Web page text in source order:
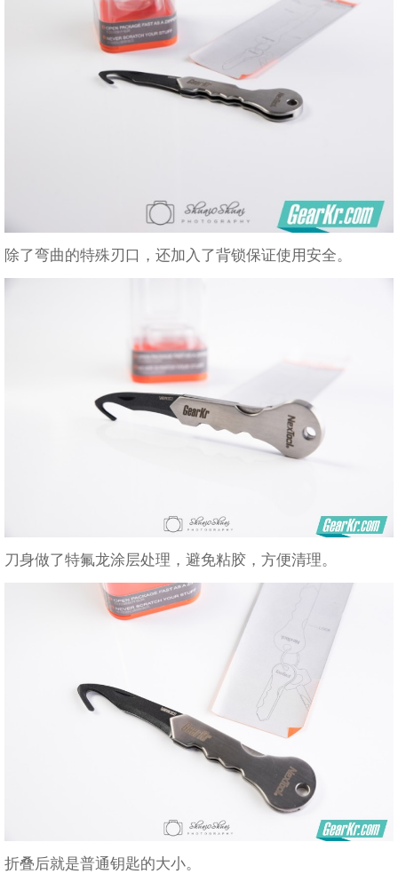
除了弯曲的特殊刃口，还加入了背锁保证使用安全。
刀身做了特氟龙涂层处理，避免粘胶，方便清理。
折叠后就是普通钥匙的大小。